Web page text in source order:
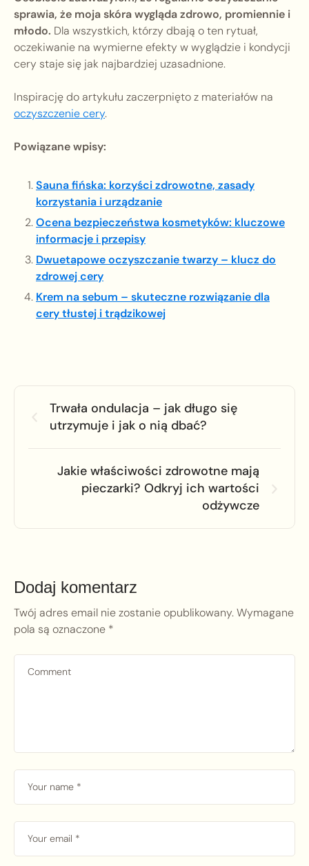
sprawia, że moja skóra wygląda zdrowo, promiennie i
młodo. Dla wszystkich, którzy dbają o ten rytuał,
oczekiwanie na wymierne efekty w wyglądzie i kondycji
cery staje się jak najbardziej uzasadnione.
Inspirację do artykułu zaczerpnięto z materiałów na
oczyszczenie cery.
Powiązane wpisy:
Sauna fińska: korzyści zdrowotne, zasady
korzystania i urządzanie
Ocena bezpieczeństwa kosmetyków: kluczowe
informacje i przepisy
Dwuetapowe oczyszczanie twarzy – klucz do
zdrowej cery
Krem na sebum – skuteczne rozwiązanie dla
cery tłustej i trądzikowej
Trwała ondulacja – jak długo się
utrzymuje i jak o nią dbać?
Jakie właściwości zdrowotne mają
pieczarki? Odkryj ich wartości
odżywcze
Dodaj komentarz
Twój adres email nie zostanie opublikowany.Wymagane
pola są oznaczone *